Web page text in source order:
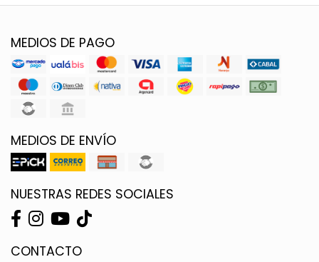
MEDIOS DE PAGO
MEDIOS DE ENVÍO
NUESTRAS REDES SOCIALES
CONTACTO